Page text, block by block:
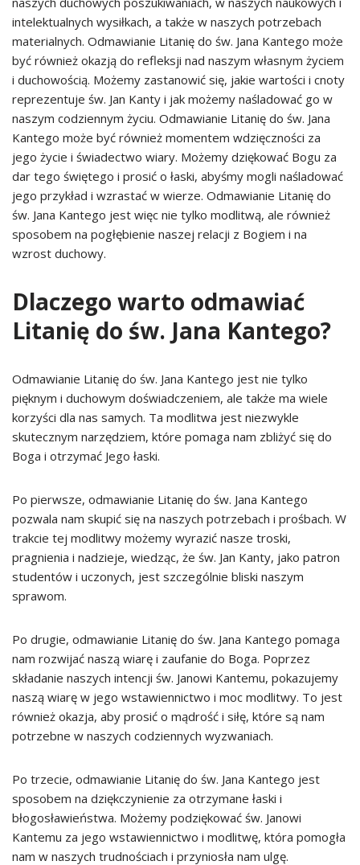
intelektualnych wysiłkach, a także w naszych potrzebach
materialnych. Odmawianie Litanię do św. Jana Kantego może
być również okazją do refleksji nad naszym własnym życiem
i duchowością. Możemy zastanowić się, jakie wartości i cnoty
reprezentuje św. Jan Kanty i jak możemy naśladować go w
naszym codziennym życiu. Odmawianie Litanię do św. Jana
Kantego może być również momentem wdzięczności za
jego życie i świadectwo wiary. Możemy dziękować Bogu za
dar tego świętego i prosić o łaski, abyśmy mogli naśladować
jego przykład i wzrastać w wierze. Odmawianie Litanię do
św. Jana Kantego jest więc nie tylko modlitwą, ale również
sposobem na pogłębienie naszej relacji z Bogiem i na
wzrost duchowy.
Dlaczego warto odmawiać
Litanię do św. Jana Kantego?
Odmawianie Litanię do św. Jana Kantego jest nie tylko
pięknym i duchowym doświadczeniem, ale także ma wiele
korzyści dla nas samych. Ta modlitwa jest niezwykle
skutecznym narzędziem, które pomaga nam zbliżyć się do
Boga i otrzymać Jego łaski.
Po pierwsze, odmawianie Litanię do św. Jana Kantego
pozwala nam skupić się na naszych potrzebach i prośbach. W
trakcie tej modlitwy możemy wyrazić nasze troski,
pragnienia i nadzieje, wiedząc, że św. Jan Kanty, jako patron
studentów i uczonych, jest szczególnie bliski naszym
sprawom.
Po drugie, odmawianie Litanię do św. Jana Kantego pomaga
nam rozwijać naszą wiarę i zaufanie do Boga. Poprzez
składanie naszych intencji św. Janowi Kantemu, pokazujemy
naszą wiarę w jego wstawiennictwo i moc modlitwy. To jest
również okazja, aby prosić o mądrość i siłę, które są nam
potrzebne w naszych codziennych wyzwaniach.
Po trzecie, odmawianie Litanię do św. Jana Kantego jest
sposobem na dziękczynienie za otrzymane łaski i
błogosławieństwa. Możemy podziękować św. Janowi
Kantemu za jego wstawiennictwo i modlitwę, która pomogła
nam w naszych trudnościach i przyniosła nam ulgę.